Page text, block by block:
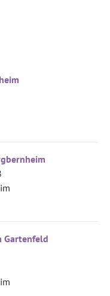
Gartenfeld